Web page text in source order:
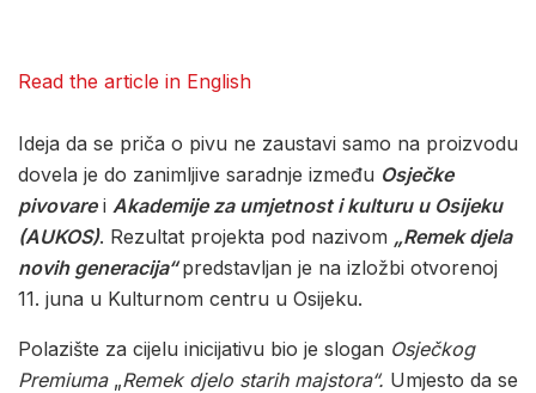
Read the article in English
Ideja da se priča o pivu ne zaustavi samo na proizvodu
dovela je do zanimljive saradnje između Osječke
pivovarei Akademije za umjetnost i kulturu u Osijeku
(AUKOS). Rezultat projekta pod nazivom „Remek djela
novih generacija“predstavljan je na izložbi otvorenoj
11. juna u Kulturnom centru u Osijeku.
Polazište za cijelu inicijativu bio je slogan Osječkog
Premiuma„Remek djelo starih majstora“. Umjesto da se